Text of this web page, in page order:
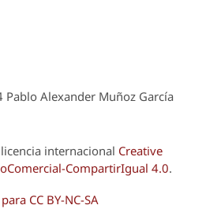
Alexander Muñoz García
internacional Creative
CompartirIgual 4.0.